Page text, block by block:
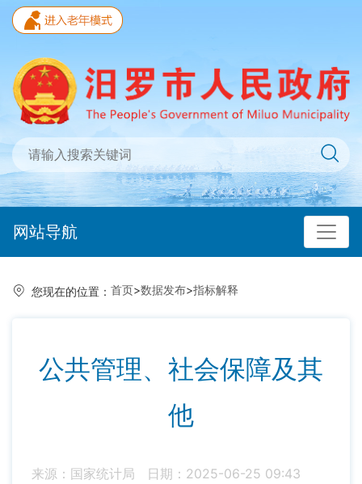
网站导航
您现在的位置： 首页>数据发布>指标解释
公共管理、社会保障及其
他
来源：国家统计局
日期：2025-06-25 09:43